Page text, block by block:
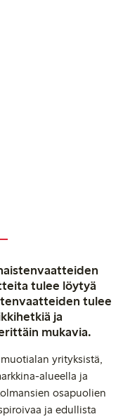
tulee löytyä
tulee
ja
mukavia.
yrityksistä,
alueella ja
osapuolien
ja edullista